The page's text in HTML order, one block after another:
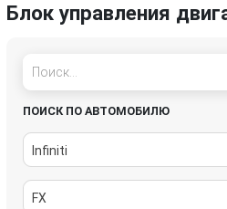
Блок управления
ПОИСК ПО АВТОМОБИЛЮ
Infiniti
FX